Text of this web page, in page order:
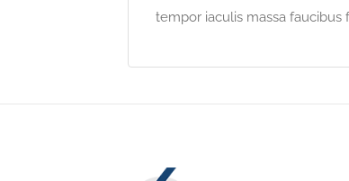
tempor iaculis massa faucibus